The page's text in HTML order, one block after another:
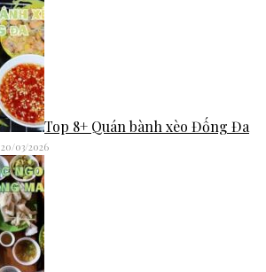
Top 8+ Quán bành xèo Đống Đa
20/03/2026